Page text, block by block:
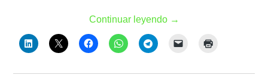
Continuar leyendo →